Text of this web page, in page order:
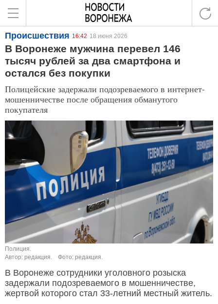
Происшествия 16:42 18 июня 2026
В Воронеже мужчина перевел 146
тысяч рублей за два смартфона и
остался без покупки
Полицейские задержали подозреваемого в интернет-
мошенничестве после обращения обманутого
покупателя
Полиция.
Автор: редакция.
Фото: редакция.
В Воронеже сотрудники уголовного розыска
задержали подозреваемого в мошенничестве,
жертвой которого стал 33-летний местный житель.